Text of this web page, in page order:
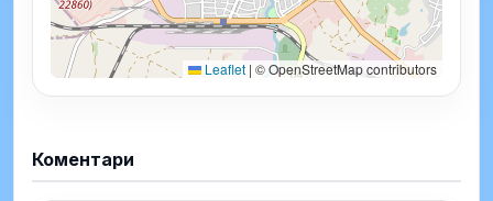
Leaflet | © OpenStreetMap contributors
Коментари